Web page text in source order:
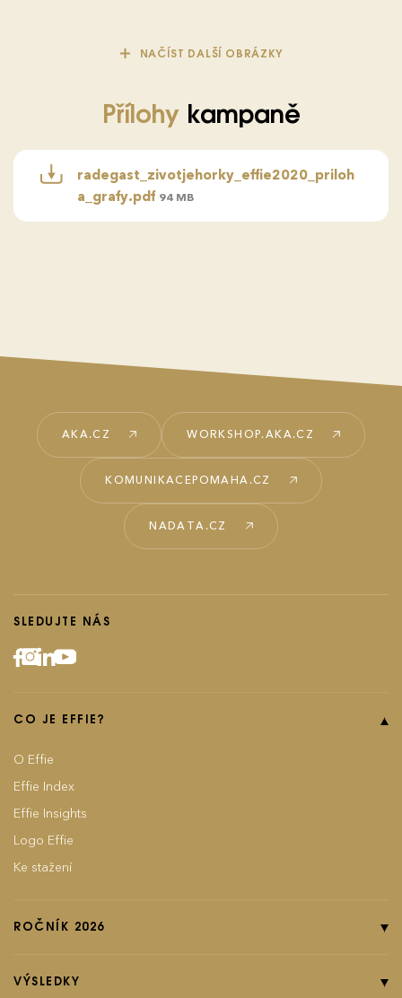
NAČÍST DALŠÍ OBRÁZKY
Přílohykampaně
radegast_zivotjehorky_effie2020_priloh
a_grafy.pdf 94 MB
AKA.CZ WORKSHOP.AKA.CZ
KOMUNIKACEPOMAHA.CZ
NADATA.CZ
SLEDUJTE NÁS
CO JE EFFIE?
O Effie
Effie Index
Effie Insights
Logo Effie
Ke stažení
ROČNÍK 2026
Pravidla soutěže
VÝSLEDKY